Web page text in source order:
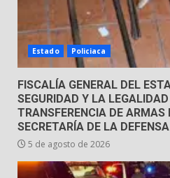
7
Envía
de 77 mil
30 de julio de
Estado Policiaca
FISCALÍA GENERAL DEL
SEGURIDAD Y LA
TRANSFERENCIA DE ARMAS
SECRETARÍA DE LA
5 de agosto de 2026